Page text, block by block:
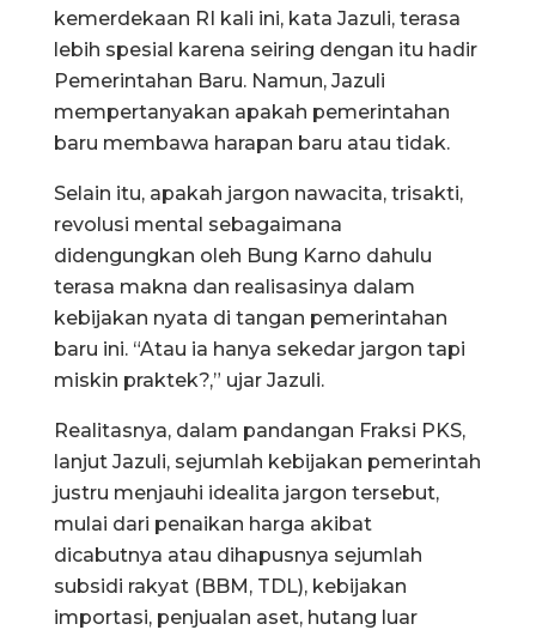
kemerdekaan RI kali ini, kata Jazuli, terasa
lebih spesial karena seiring dengan itu hadir
Pemerintahan Baru. Namun, Jazuli
mempertanyakan apakah pemerintahan
baru membawa harapan baru atau tidak.
Selain itu, apakah jargon nawacita, trisakti,
revolusi mental sebagaimana
didengungkan oleh Bung Karno dahulu
terasa makna dan realisasinya dalam
kebijakan nyata di tangan pemerintahan
baru ini. “Atau ia hanya sekedar jargon tapi
miskin praktek?,” ujar Jazuli.
Realitasnya, dalam pandangan Fraksi PKS,
lanjut Jazuli, sejumlah kebijakan pemerintah
justru menjauhi idealita jargon tersebut,
mulai dari penaikan harga akibat
dicabutnya atau dihapusnya sejumlah
subsidi rakyat (BBM, TDL), kebijakan
importasi, penjualan aset, hutang luar